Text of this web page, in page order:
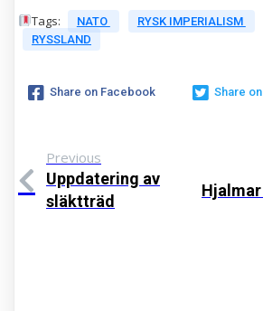
Tags: NATO RYSK IMPERIALISM
RYSSLAND
Share on Facebook Share
Previous
Uppdatering av
släktträd